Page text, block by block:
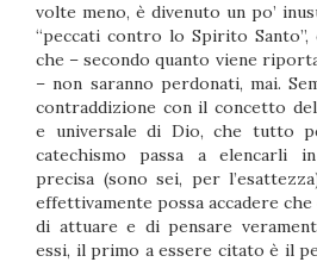
volte meno, è divenuto un po’
“peccati contro lo Spirito
che – secondo quanto viene
– non saranno perdonati, mai.
contraddizione con il concetto
e universale di Dio, che tutto
catechismo passa a elencarli
precisa (sono sei, per
effettivamente possa accadere
di attuare e di pensare
essi, il primo a essere citato è il